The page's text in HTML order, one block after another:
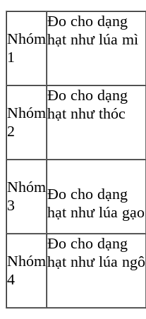
Nhóm
1
Đo cho dạng
hạt như lúa mì
Nhóm
2
Đo cho dạng
hạt như thóc
Nhóm
3
Đo cho dạng
hạt như lúa gạo
Nhóm
4
Đo cho dạng
hạt như lúa ngô